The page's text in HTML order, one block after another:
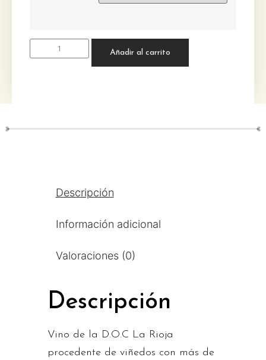
Añadir al carrito
Descripción
Información adicional
Valoraciones (0)
Descripción
Vino de la D.O.C La Rioja
procedente de viñedos con más de